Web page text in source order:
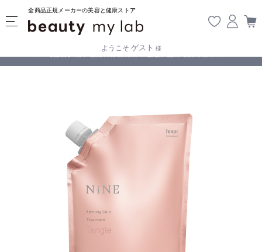
全商品正規メーカーの美容と健康ストア
ようこそ ゲスト 様
【重要】熊本地震の影響により遅延が生じております